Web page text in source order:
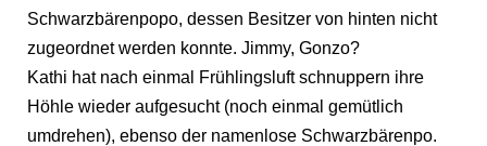
Schwarzbärenpopo, dessen Besitzer von hinten nicht
zugeordnet werden konnte. Jimmy, Gonzo?
Kathi hat nach einmal Frühlingsluft schnuppern ihre
Höhle wieder aufgesucht (noch einmal gemütlich
umdrehen), ebenso der namenlose Schwarzbärenpo.